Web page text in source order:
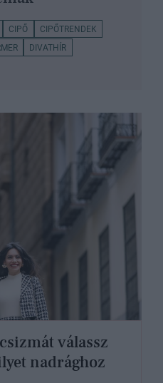
CIPŐ
CIPŐTRENDEK
DIVATHÍR
válassz
nadrághoz